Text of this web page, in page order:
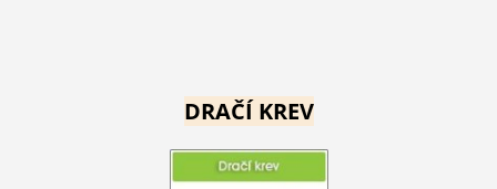
DRAČÍ KREV